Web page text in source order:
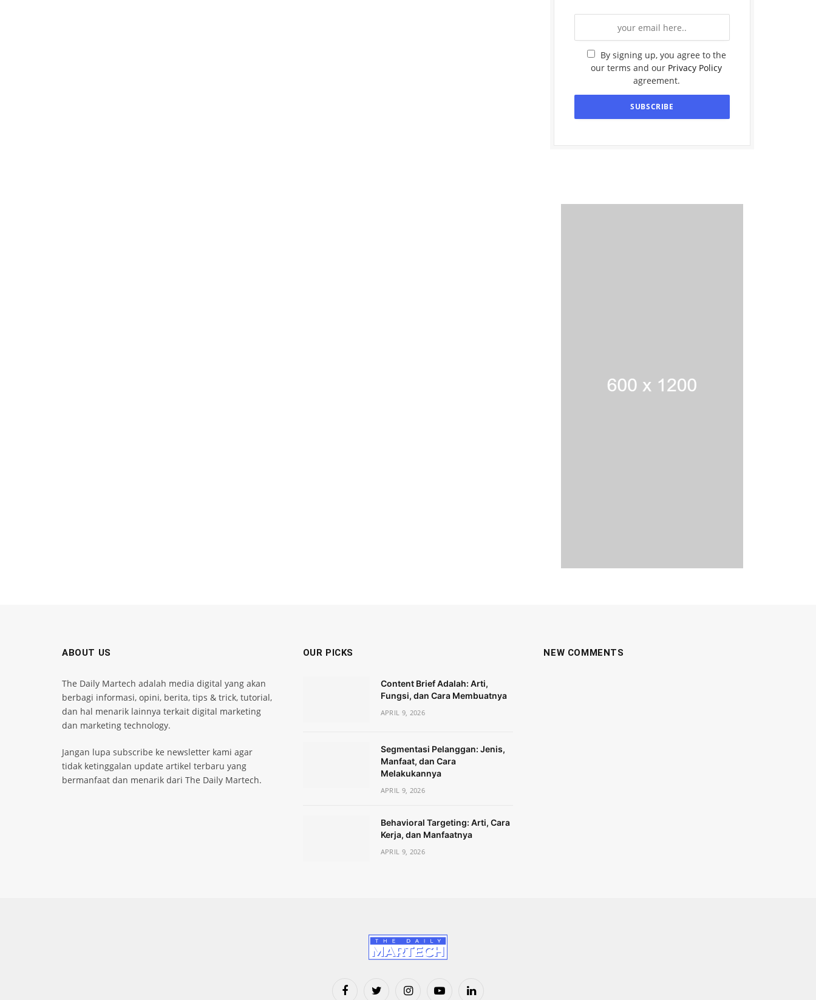
By signing up, you agree to the
our terms and our Privacy Policy
agreement.
ABOUT US
The Daily Martech adalah media digital yang akan
berbagi informasi, opini, berita, tips & trick, tutorial,
dan hal menarik lainnya terkait digital marketing
dan marketing technology.
Jangan lupa subscribe ke newsletter kami agar
tidak ketinggalan update artikel terbaru yang
bermanfaat dan menarik dari The Daily Martech.
OUR PICKS
Content Brief Adalah: Arti,
Fungsi, dan Cara Membuatnya
APRIL 9, 2026
Segmentasi Pelanggan: Jenis,
Manfaat, dan Cara
Melakukannya
APRIL 9, 2026
Behavioral Targeting: Arti, Cara
Kerja, dan Manfaatnya
APRIL 9, 2026
NEW COMMENTS
FacebookTwitter InstagramYouTubeLinkedIn